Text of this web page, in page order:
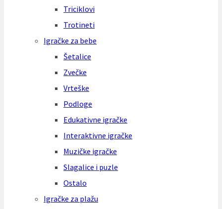
Triciklovi
Trotineti
Igračke za bebe
Šetalice
Zvečke
Vrteške
Podloge
Edukativne igračke
Interaktivne igračke
Muzičke igračke
Slagalice i puzle
Ostalo
Igračke za plažu